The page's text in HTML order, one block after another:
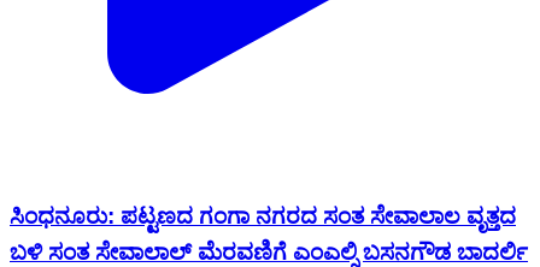
ಸಿಂಧನೂರು: ಪಟ್ಟಣದ ಗಂಗಾ ನಗರದ ಸಂತ ಸೇವಾಲಾಲ ವೃತ್ತದ
ಬಳಿ ಸಂತ ಸೇವಾಲಾಲ್ ಮೆರವಣಿಗೆ ಎಂಎಲ್ಸಿ ಬಸನಗೌಡ ಬಾದರ್ಲಿ